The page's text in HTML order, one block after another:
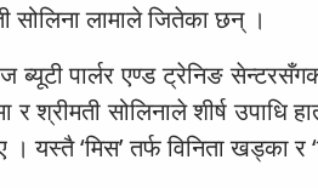
सोलिना लामाले जितेका छन् ।
ब्यूटी पार्लर एण्ड ट्रेनिङ
र श्रीमती सोलिनाले शीर्ष उपाधि
यस्तै ‘मिस’ तर्फ विनिता खड्का